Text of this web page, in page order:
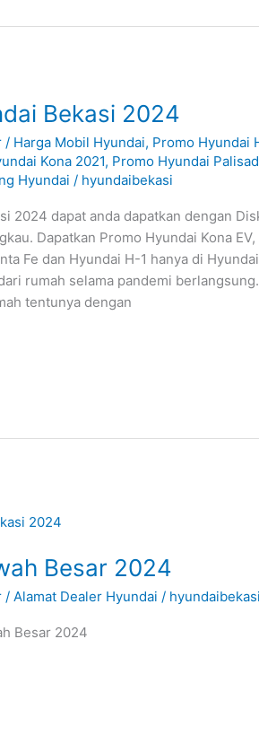
Bekasi 2024
/ Harga Mobil Hyundai, Promo Hyundai
Kona 2021, Promo Hyundai
Hyundai / hyundaibekasi
2024 dapat anda dapatkan dengan
Dapatkan Promo Hyundai Kona
Fe dan Hyundai H-1 hanya di
rumah selama pandemi
tentunya dengan
Besar 2024
/Alamat Dealer Hyundai / hyundaibekasi
Besar 2024